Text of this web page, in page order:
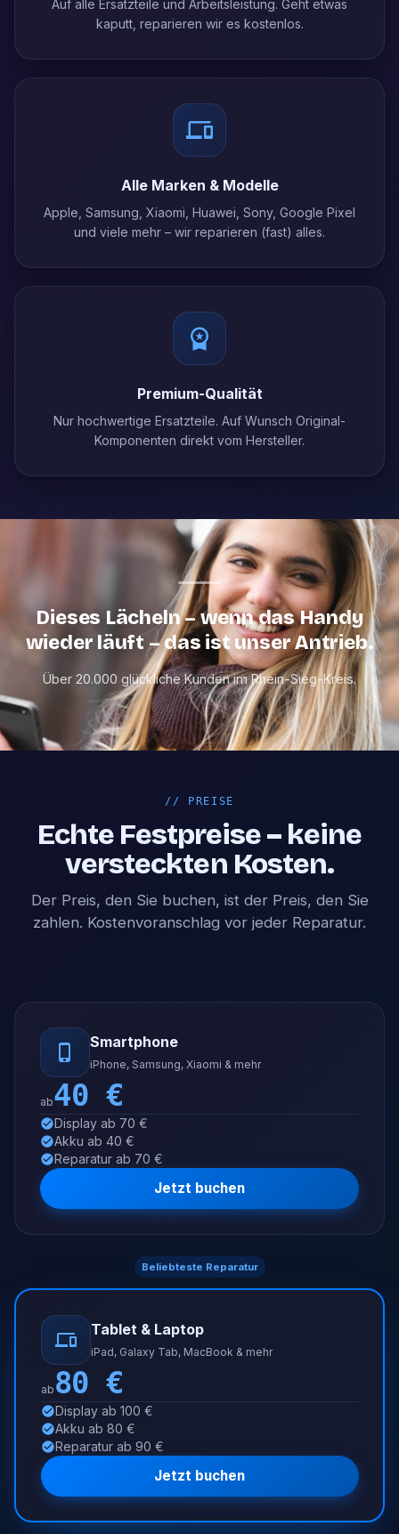
Auf alle Ersatzteile und Arbeitsleistung. Geht etwas
kaputt, reparieren wir es kostenlos.
Alle Marken & Modelle
Apple, Samsung, Xiaomi, Huawei, Sony, Google Pixel
und viele mehr – wir reparieren (fast) alles.
Premium-Qualität
Nur hochwertige Ersatzteile. Auf Wunsch Original-
Komponenten direkt vom Hersteller.
Dieses Lächeln – wenn das Handy
wieder läuft – das ist unser Antrieb.
Über 20.000 glückliche Kunden im Rhein-Sieg-Kreis.
// PREISE
Echte Festpreise – keine
versteckten Kosten.
Der Preis, den Sie buchen, ist der Preis, den Sie
zahlen. Kostenvoranschlag vor jeder Reparatur.
Smartphone
iPhone, Samsung, Xiaomi & mehr
ab40 €
Display ab 70 €
Akku ab 40 €
Reparatur ab 70 €
Jetzt buchen
Beliebteste Reparatur
Tablet & Laptop
iPad, Galaxy Tab, MacBook & mehr
ab 80 €
Display ab 100 €
Akku ab 80 €
Reparatur ab 90 €
Jetzt buchen